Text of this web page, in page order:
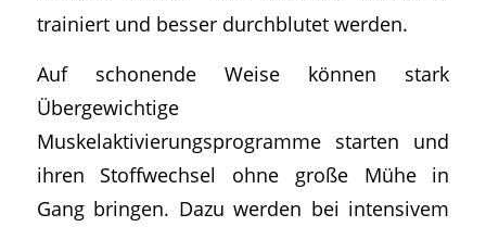
trainiert und besser durchblutet werden.
Auf schonende Weise können stark
Übergewichtige
Muskelaktivierungsprogramme starten und
ihren Stoffwechsel ohne große Mühe in
Gang bringen. Dazu werden bei intensivem